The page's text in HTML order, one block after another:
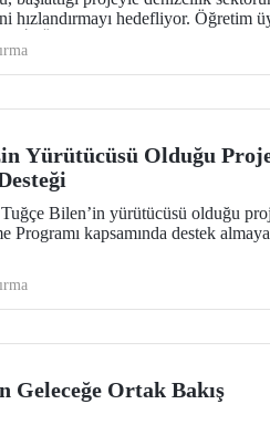
hızlandırmayı hedefliyor. Öğretim
Yürütücüsü Olduğu
Bilen’in yürütücüsü olduğu
kapsamında destek
Geleceğe Ortak Bakış